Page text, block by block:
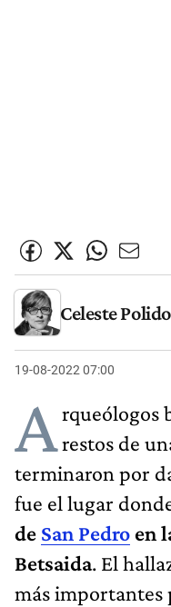
Celeste
19-08-2022 07:00
Arqueólogos
restos de
terminaron por
fue el lugar
de San Pedro en
Betsaida. El
más importantes